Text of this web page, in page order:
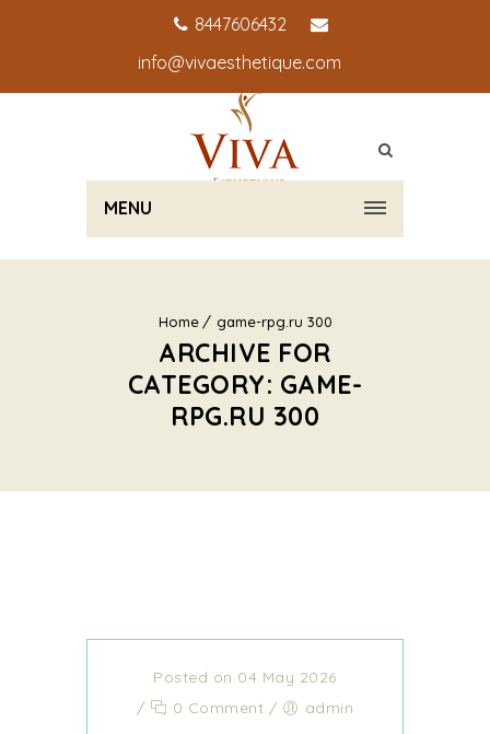
8447606432
info@vivaesthetique.com
MENU
Home game-rpg.ru 300
ARCHIVE FOR
CATEGORY: GAME-
RPG.RU 300
Posted on 04 May 2026
/
0 Comment / admin